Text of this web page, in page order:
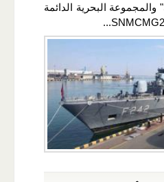
الدائمة رقم 2 "SNMG2" والمجموعة البحرية الدائمة